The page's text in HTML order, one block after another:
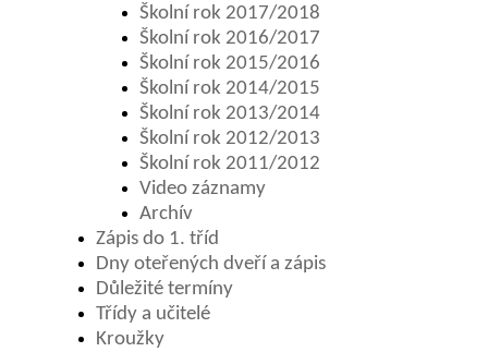
Školní rok 2017/2018
Školní rok 2016/2017
Školní rok 2015/2016
Školní rok 2014/2015
Školní rok 2013/2014
Školní rok 2012/2013
Školní rok 2011/2012
Video záznamy
Archív
Zápis do 1. tříd
Dny oteřených dveří a zápis
Důležité termíny
Třídy a učitelé
Kroužky